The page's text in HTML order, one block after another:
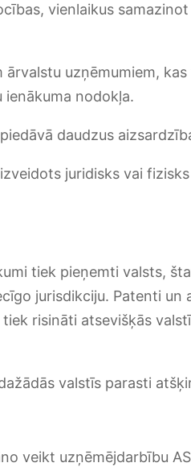
vienlaikus
uzņēmumiem,
ienākuma nodokļa.
daudzus
juridisks vai
tiek pieņemti valsts,
jurisdikciju. Patenti un
risināti atsevišķās
valstīs parasti
veikt uzņēmējdarbību